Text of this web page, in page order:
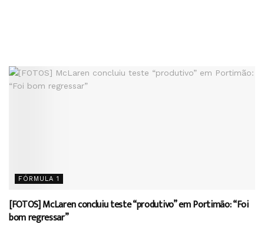
FÓRMULA 1
[FOTOS] McLaren concluiu teste “produtivo” em Portimão: “Foi
bom regressar”